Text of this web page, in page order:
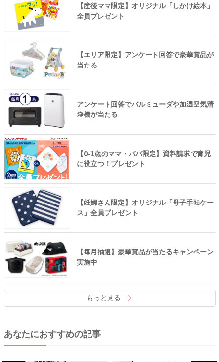
【産後ママ限定】オリジナル「しかけ絵本」
全員プレゼント
【エリア限定】アンケート回答で豪華賞品が
当たる
アンケート回答でバルミューダや加湿空気清
浄機が当たる
【0-1歳のママ・パパ限定】資料請求で育児
に役立つ！プレゼント
【妊婦さん限定】オリジナル「母子手帳ケー
ス」全員プレゼント
【毎月抽選】豪華賞品が当たるキャンペーン
実施中
もっと見る
あなたにおすすめの記事